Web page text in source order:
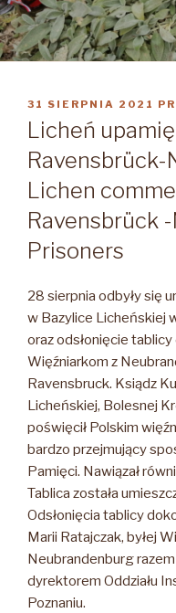
OPUBLIKOWANE
W
31 SIERPNIA 2021
Licheń
Lichen
Ravensbrück
Prisoners
28 sierpnia odbyły się
w Bazylice Licheńskiej
oraz odsłonięcie
Więźniarkom z
Ravensbruck. Ksiądz
Licheńskiej, Bolesnej
poświęcił Polskim
bardzo przejmujący
Pamięci. Nawiązał
Tablica została
Odsłonięcia tablicy
Marii Ratajczak, byłej
Neubrandenburg
dyrektorem Oddziału
Poznaniu.